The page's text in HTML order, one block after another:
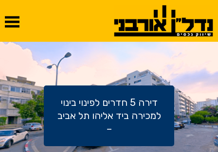
דירה 5 חדרים לפינוי בינוי
למכירה ביד אליהו תל אביב
–